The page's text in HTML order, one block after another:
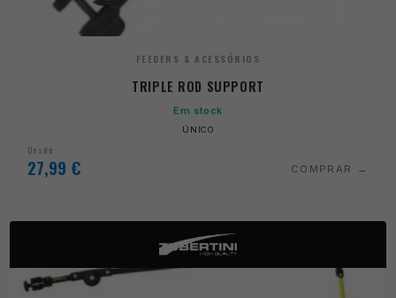
FEEDERS & ACESSÓRIOS
TRIPLE ROD SUPPORT
Em stock
ÚNICO
Desde
27,99 € COMPRAR